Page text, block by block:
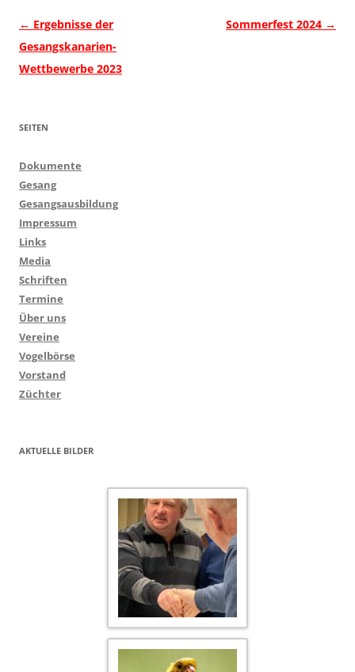
Beitragsnavigation
← Ergebnisse der
Gesangskanarien-
Wettbewerbe 2023
Sommerfest 2024 →
SEITEN
Dokumente
Gesang
Gesangsausbildung
Impressum
Links
Media
Schriften
Termine
Über uns
Vereine
Vogelbörse
Vorstand
Züchter
AKTUELLE BILDER